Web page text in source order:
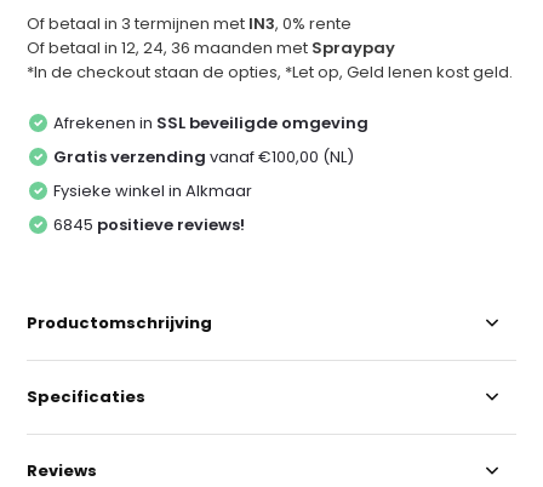
Of betaal in 3 termijnen met IN3, 0% rente
Of betaal in 12, 24, 36 maanden met Spraypay
*In de checkout staan de opties, *Let op, Geld lenen kost geld.
Afrekenen in SSL beveiligde omgeving
Gratis verzending vanaf €100,00 (NL)
Fysieke winkel in Alkmaar
6845 positieve reviews!
Productomschrijving
Specificaties
Reviews